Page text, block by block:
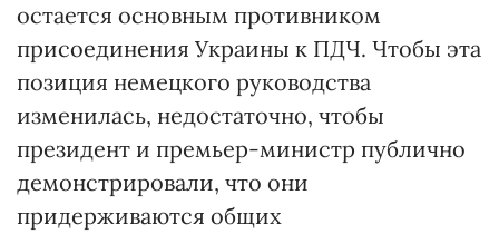
остается основным противником
присоединения Украины к ПДЧ. Чтобы эта
позиция немецкого руководства
изменилась, недостаточно, чтобы
президент и премьер-министр публично
демонстрировали, что они
придерживаются общих